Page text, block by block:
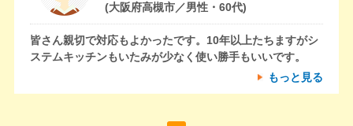
(大阪府高槻市／男性・60代)
皆さん親切で対応もよかったです。10年以上たちますがシ
ステムキッチンもいたみが少なく使い勝手もいいです。
もっと見る